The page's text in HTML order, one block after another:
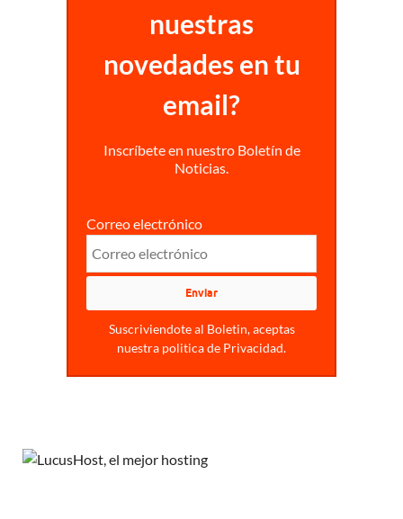
nuestras
novedades en tu
email?
Inscríbete en nuestro Boletín de
Noticias.
Correo electrónico
Suscriviendote al Boletin, aceptas
nuestra politica de Privacidad.